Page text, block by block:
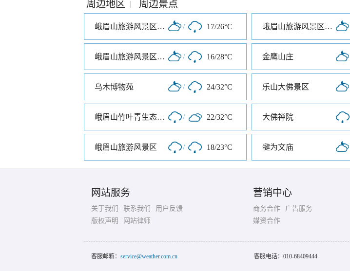
周边地区 | 周边景点
峨眉山旅游风景区零公里入口 / 17/26°C 峨眉山旅游风景区清音阁入口
峨眉山旅游风景区万年寺入口 / 16/28°C 金鹰山庄
乌木博物苑 / 24/32°C 乐山大佛景区
峨眉山竹叶青生态茗园 / 22/32°C 大佛禅院
峨眉山旅游风景区 / 18/23°C 犍为文庙
网站服务
关于我们 联系我们
用户反馈
版权声明
网站律师
营销中心
商务合作
广告服务
媒资合作
客服邮箱： service@weather.com.cn 客服电话： 010-68409444